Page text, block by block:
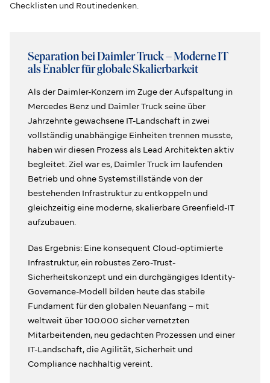
Checklisten und Routinedenken.
Separation bei Daimler Truck – Moderne IT
als Enabler für globale Skalierbarkeit
Als der Daimler-Konzern im Zuge der Aufspaltung in
Mercedes Benz und Daimler Truck seine über
Jahrzehnte gewachsene IT-Landschaft in zwei
vollständig unabhängige Einheiten trennen musste,
haben wir diesen Prozess als Lead Architekten aktiv
begleitet. Ziel war es, Daimler Truck im laufenden
Betrieb und ohne Systemstillstände von der
bestehenden Infrastruktur zu entkoppeln und
gleichzeitig eine moderne, skalierbare Greenfield-IT
aufzubauen.
Das Ergebnis: Eine konsequent Cloud-optimierte
Infrastruktur, ein robustes Zero-Trust-
Sicherheitskonzept und ein durchgängiges Identity-
Governance-Modell bilden heute das stabile
Fundament für den globalen Neuanfang – mit
weltweit über 100.000 sicher vernetzten
Mitarbeitenden, neu gedachten Prozessen und einer
IT-Landschaft, die Agilität, Sicherheit und
Compliance nachhaltig vereint.